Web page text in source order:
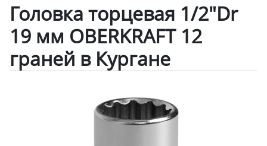
Головка торцевая 1/2"Dr
19 мм OBERKRAFT 12
граней в Кургане